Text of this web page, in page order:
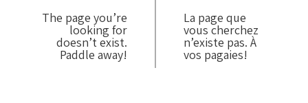
The page you’re
looking for
doesn’t exist.
Paddle away!
La page que
vous cherchez
n’existe pas. À
vos pagaies!